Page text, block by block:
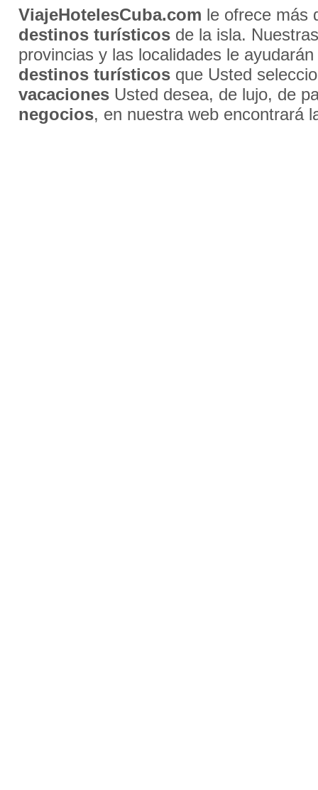
ViajeHotelesCuba.com le ofrece más
destinos turísticosde la isla.
provincias y las localidades le
destinos turísticosque Usted
vacacionesUsted desea, de lujo, de
negocios, en nuestra web encontrará